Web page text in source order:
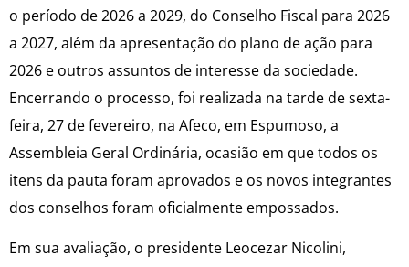
o período de 2026 a 2029, do Conselho Fiscal para 2026
a 2027, além da apresentação do plano de ação para
2026 e outros assuntos de interesse da sociedade.
Encerrando o processo, foi realizada na tarde de sexta-
feira, 27 de fevereiro, na Afeco, em Espumoso, a
Assembleia Geral Ordinária, ocasião em que todos os
itens da pauta foram aprovados e os novos integrantes
dos conselhos foram oficialmente empossados.
Em sua avaliação, o presidente Leocezar Nicolini,